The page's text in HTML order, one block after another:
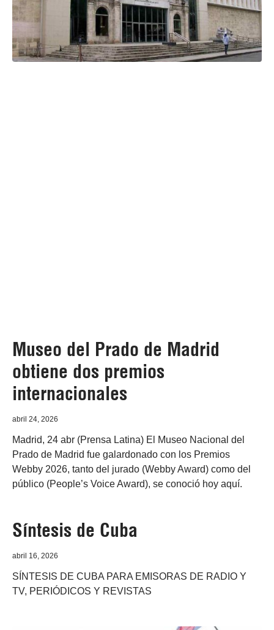
Museo del Prado de Madrid
obtiene dos premios
internacionales
abril 24, 2026
Madrid, 24 abr (Prensa Latina) El Museo Nacional del
Prado de Madrid fue galardonado con los Premios
Webby 2026, tanto del jurado (Webby Award) como del
público (People’s Voice Award), se conoció hoy aquí.
Síntesis de Cuba
abril 16, 2026
SÍNTESIS DE CUBA PARA EMISORAS DE RADIO Y
TV, PERIÓDICOS Y REVISTAS